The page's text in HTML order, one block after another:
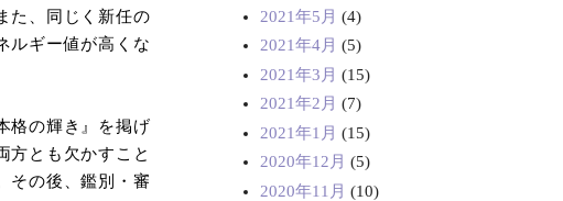
た、同じく新任の
ルギー値が高くな
格の輝き』を掲げ
方とも欠かすこと
その後、鑑別・審
2021年5月 (4)
2021年4月 (5)
2021年3月 (15)
2021年2月 (7)
2021年1月 (15)
2020年12月 (5)
2020年11月 (10)